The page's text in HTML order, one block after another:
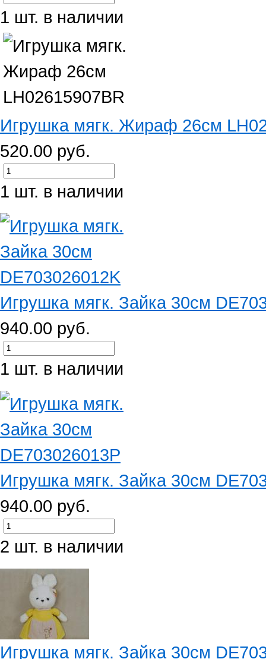
1 шт. в наличии
Игрушка мягк. Жираф 26см
520.00 руб.
1 шт. в наличии
Игрушка мягк. Зайка 30см
940.00 руб.
1 шт. в наличии
Игрушка мягк. Зайка 30см
940.00 руб.
2 шт. в наличии
Игрушка мягк. Зайка 30см